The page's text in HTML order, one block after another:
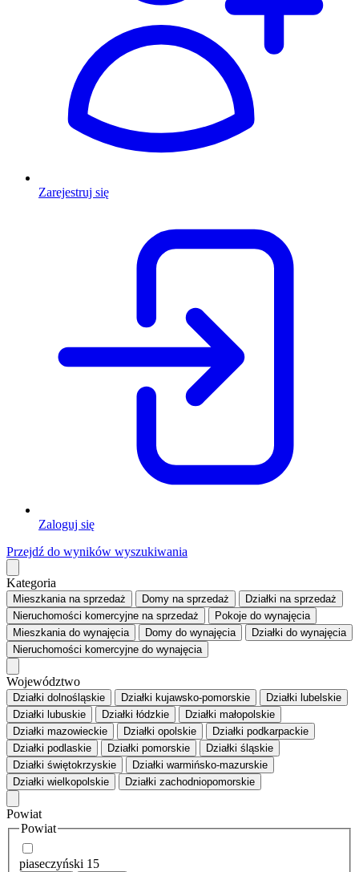
Zarejestruj się
Zaloguj się
Przejdź do wyników wyszukiwania
Kategoria
Mieszkaniana sprzedaż Domy na sprzedaż Działki na sprzedaż
Nieruchomości komercyjne na sprzedaż Pokoje do wynajęcia
Mieszkaniado wynajęcia Domy do wynajęcia Działki do wynajęcia
Nieruchomości komercyjne do wynajęcia
Województwo
Działki dolnośląskie Działki kujawsko-pomorskie
Działki lubelskie
Działki lubuskie
Działki łódzkie
Działki małopolskie
Działki mazowieckie
Działki opolskie
Działki podkarpackie
Działki podlaskie
Działki pomorskie
Działki śląskie
Działki świętokrzyskie
Działki warmińsko-mazurskie
Działki wielkopolskie
Działki zachodniopomorskie
Powiat
Powiat
piaseczyński 15